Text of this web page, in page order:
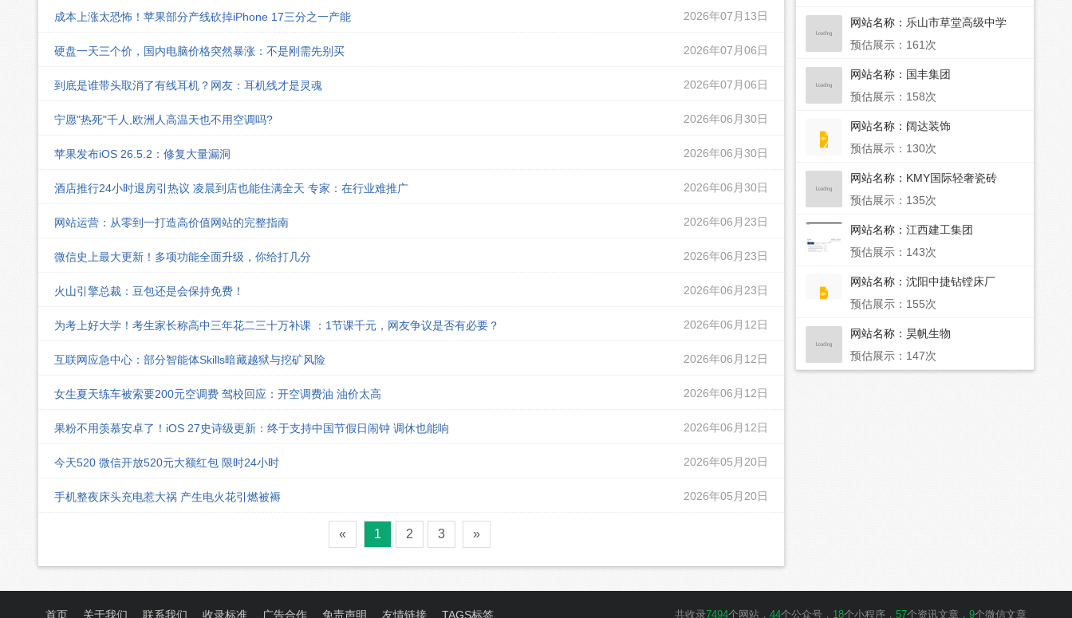
成本上涨太恐怖！苹果部分产线砍掉iPhone 17三分之一产能 2026年07月13日
硬盘一天三个价，国内电脑价格突然暴涨：不是刚需先别买 2026年07月06日
到底是谁带头取消了有线耳机？网友：耳机线才是灵魂 2026年07月06日
宁愿"热死"千人,欧洲人高温天也不用空调吗? 2026年06月30日
苹果发布iOS 26.5.2：修复大量漏洞 2026年06月30日
酒店推行24小时退房引热议 凌晨到店也能住满全天 专家：在行业难推广 2026年06月30日
网站运营：从零到一打造高价值网站的完整指南 2026年06月23日
微信史上最大更新！多项功能全面升级，你给打几分 2026年06月23日
火山引擎总裁：豆包还是会保持免费！ 2026年06月23日
为考上好大学！考生家长称高中三年花二三十万补课 ：1节课千元，网友争议是否有必要？ 2026年06月12日
互联网应急中心：部分智能体Skills暗藏越狱与挖矿风险 2026年06月12日
女生夏天练车被索要200元空调费 驾校回应：开空调费油 油价太高 2026年06月12日
果粉不用羡慕安卓了！iOS 27史诗级更新：终于支持中国节假日闹钟 调休也能响 2026年06月12日
今天520 微信开放520元大额红包 限时24小时 2026年05月20日
手机整夜床头充电惹大祸 产生电火花引燃被褥 2026年05月20日
« 1 2 3 »
网站名称： 乐山市草堂高级中学
预估展示：161次
网站名称： 国丰集团
预估展示：158次
网站名称： 阔达装饰
预估展示：130次
网站名称： KMY国际轻奢瓷砖
预估展示：135次
网站名称： 江西建工集团
预估展示：143次
网站名称： 沈阳中捷钻镗床厂
预估展示：155次
网站名称： 昊帆生物
预估展示：147次
共收录7494个网站， 44个公众号， 18个小程序， 57个资讯文章， 9个微信文章
首页 关于我们 联系我们 收录标准 广告合作 免责声明 友情链接 TAGS标签